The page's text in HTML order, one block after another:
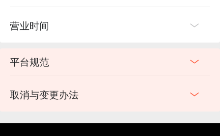
营业时间
平台规范
取消与变更办法